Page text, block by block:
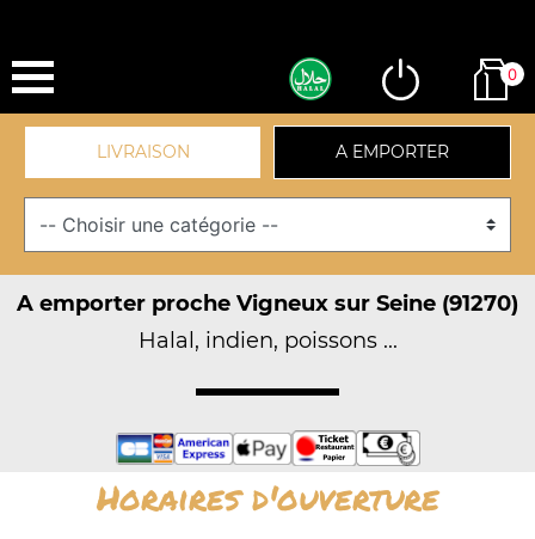
0
LIVRAISON A EMPORTER
A emporter proche Vigneux sur Seine (91270)
Halal, indien, poissons ...
Horaires d'ouverture